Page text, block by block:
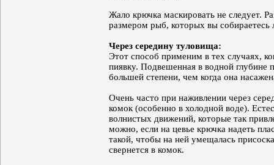
Жало крючка маскировать не следует.
размером рыб, которых вы собираетесь
Через середину туловища:
Этот способ применим в тех случаях,
пиявку. Подвешенная в водной глубине
большей степени, чем когда она
Очень часто при наживлении через
комок (особенно в холодной воде).
волнистых движений, которые так
можно, если на цевье крючка надеть
такой, чтобы на ней умещалась
свернется в комок.